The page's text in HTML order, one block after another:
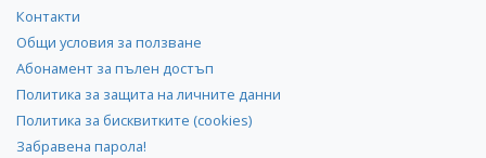
Контакти
Общи условия за ползване
Абонамент за пълен достъп
Политика за защита на личните данни
Политика за бисквитките (cookies)
Забравена парола!